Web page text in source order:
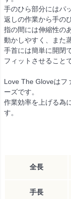
手のひら部分にはパ
返しの作業から手の
指の間には伸縮性の
動かしやすく、また
手首には簡単に開閉
フィットさせること
Love The Gloveはフ
ーズです。
作業効率を上げる為
す。
全長
手長